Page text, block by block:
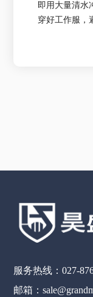
即用大量清水
穿好工作服，
服务热线：027-
邮箱：